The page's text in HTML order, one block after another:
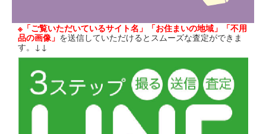
※「ご覧いただいているサイト名」「お住まいの地域」「不用
品の画像」 を送信していただけるとスムーズな査定ができま
す。↓↓